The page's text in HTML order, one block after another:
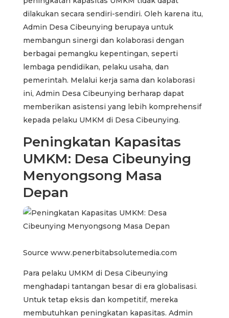
dilakukan secara sendiri-sendiri. Oleh karena itu,
Admin Desa Cibeunying berupaya untuk
membangun sinergi dan kolaborasi dengan
berbagai pemangku kepentingan, seperti
lembaga pendidikan, pelaku usaha, dan
pemerintah. Melalui kerja sama dan kolaborasi
ini, Admin Desa Cibeunying berharap dapat
memberikan asistensi yang lebih komprehensif
kepada pelaku UMKM di Desa Cibeunying.
Peningkatan Kapasitas
UMKM: Desa Cibeunying
Menyongsong Masa
Depan
Source www.penerbitabsolutemedia.com
Para pelaku UMKM di Desa Cibeunying
menghadapi tantangan besar di era globalisasi.
Untuk tetap eksis dan kompetitif, mereka
membutuhkan peningkatan kapasitas. Admin